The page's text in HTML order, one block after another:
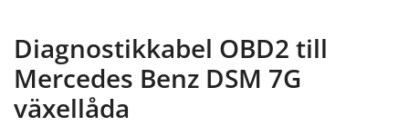
Diagnostikkabel OBD2 till
Mercedes Benz DSM 7G
växellåda